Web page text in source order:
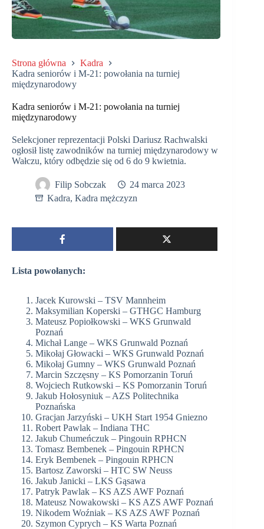
Strona główna
Kadra
Kadra seniorów i M-21: powołania na turniej
międzynarodowy
Kadra seniorów i M-21: powołania na turniej
międzynarodowy
Selekcjoner reprezentacji Polski Dariusz Rachwalski
ogłosił listę zawodników na turniej międzynarodowy w
Wałczu, który odbędzie się od 6 do 9 kwietnia.
Filip Sobczak
24 marca 2023
Kadra, Kadra mężczyzn
Lista powołanych:
Jacek Kurowski – TSV Mannheim
Maksymilian Koperski – GTHGC Hamburg
Mateusz Popiołkowski – WKS Grunwald
Poznań
Michał Lange – WKS Grunwald Poznań
Mikołaj Głowacki – WKS Grunwald Poznań
Mikołaj Gumny – WKS Grunwald Poznań
Marcin Szczęsny – KS Pomorzanin Toruń
Wojciech Rutkowski – KS Pomorzanin Toruń
Jakub Hołosyniuk – AZS Politechnika
Poznańska
Gracjan Jarzyński – UKH Start 1954 Gniezno
Robert Pawlak – Indiana THC
Jakub Chumeńczuk – Pingouin RPHCN
Tomasz Bembenek – Pingouin RPHCN
Eryk Bembenek – Pingouin RPHCN
Bartosz Zaworski – HTC SW Neuss
Jakub Janicki – LKS Gąsawa
Patryk Pawlak – KS AZS AWF Poznań
Mateusz Nowakowski – KS AZS AWF Poznań
Nikodem Woźniak – KS AZS AWF Poznań
Szymon Cyprych – KS Warta Poznań